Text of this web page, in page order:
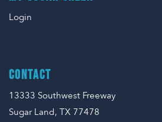
Login
CONTACT
13333 Southwest Freeway
Sugar Land, TX 77478